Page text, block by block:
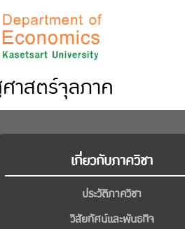
าสตร์จุลภาค
เกี่ยวกับภาควิชา
ประวัติภาควิชา
วิสัยทัศน์และพันธกิจ